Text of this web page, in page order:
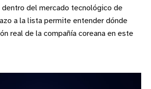
del mercado tecnológico de
a la lista permite entender dónde
real de la compañía coreana en este